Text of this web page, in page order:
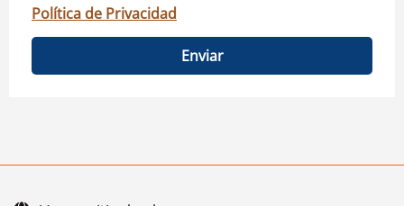
Política de Privacidad
Enviar